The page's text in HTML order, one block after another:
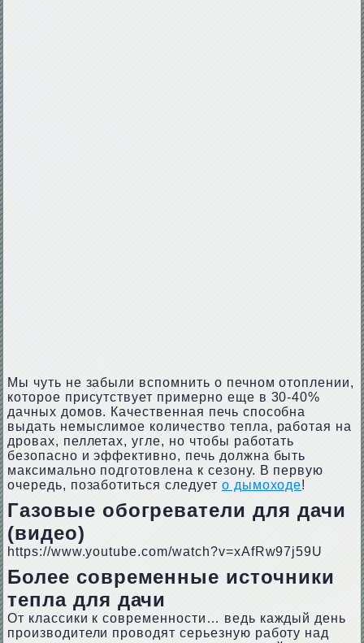
Мы чуть не забыли вспомнить о печном отоплении,
которое присутствует примерно еще в 30-40%
дачных домов. Качественная печь способна
выдать немыслимое количество тепла, работая на
дровах, пеллетах, угле, но чтобы работать
безопасно и эффективно, печь должна быть
максимально подготовлена к сезону. В первую
очередь, позаботиться следует о дымоходе!
Газовые обогреватели для дачи
(видео)
https://www.youtube.com/watch?v=xAfRw97j59U
Более современные источники
тепла для дачи
От классики к современности… ведь каждый день
производители проводят серьезную работу над